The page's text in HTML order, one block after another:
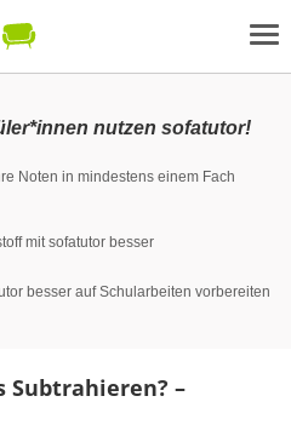
nutzen sofatutor!
Noten in mindestens einem Fach
mit sofatutor besser
besser auf Schularbeiten vorbereiten
–